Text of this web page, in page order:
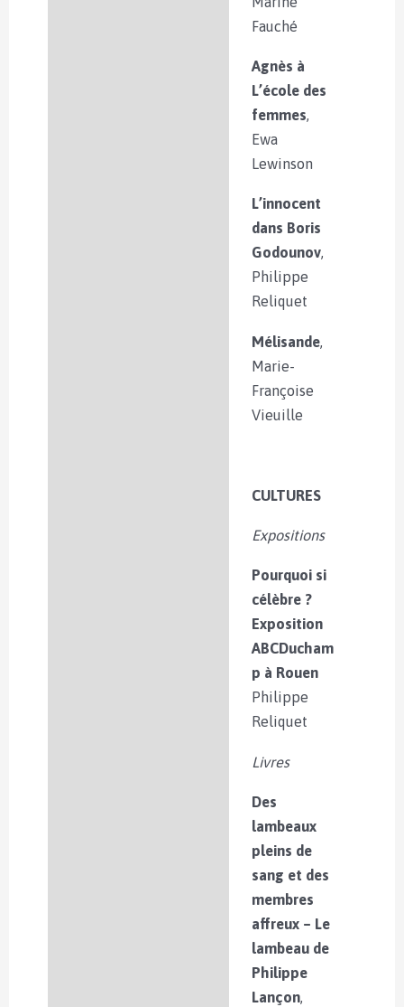
Fauché
Agnès à
L’école des
femmes,
Ewa
Lewinson
L’innocent
dans Boris
Godounov,
Philippe
Reliquet
Mélisande,
Marie-
Françoise
Vieuille
CULTURES
Expositions
Pourquoi si
célèbre ?
Exposition
ABCDucham
p à Rouen
Philippe
Reliquet
Livres
Des
lambeaux
pleins de
sang et des
membres
affreux – Le
lambeau de
Philippe
Lançon,